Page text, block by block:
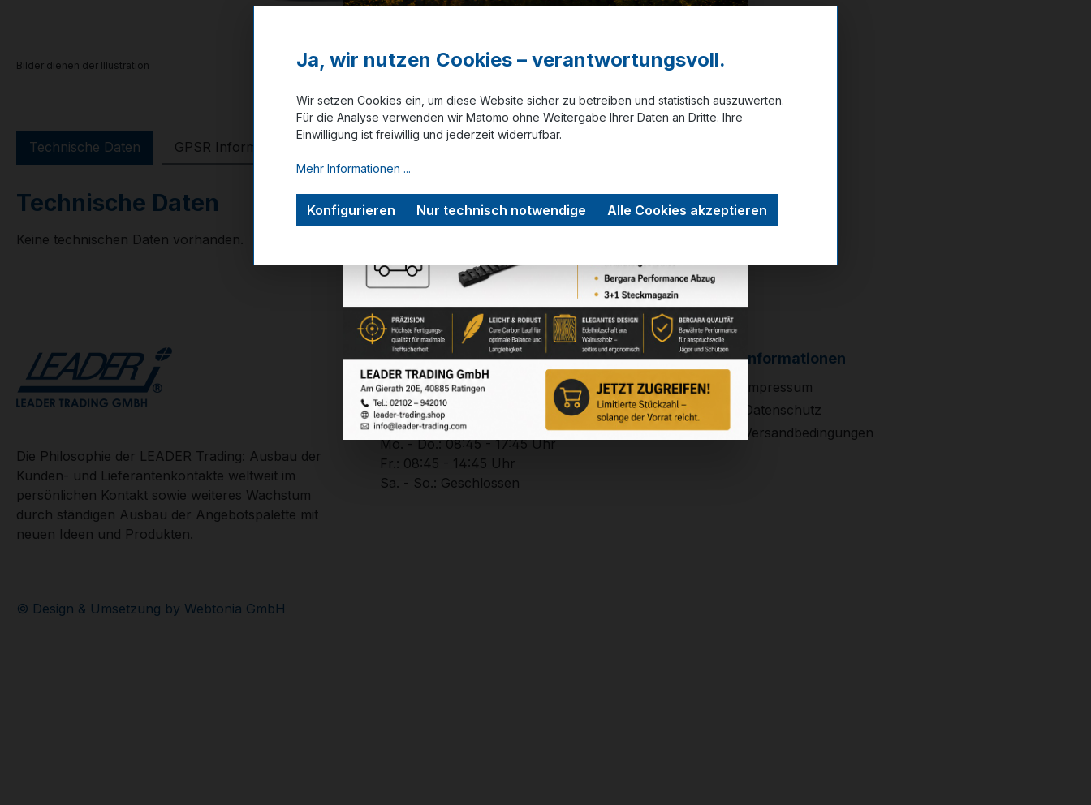
Bilder dienen der Illustration
Technische Daten GPSR Information
Technische Daten
Keine technischen Daten vorhanden.
Die Philosophie der LEADER Trading: Ausbau der
Kunden- und Lieferantenkontakte weltweit im
persönlichen Kontakt sowie weiteres Wachstum
durch ständigen Ausbau der Angebotspalette mit
neuen Ideen und Produkten.
Service-Hotline
Unterstützung zu Ihrer Bestellung:
+49 (0) 2102 – 94201 – 0
Mo. - Do.: 08:45 - 17:45 Uhr
Fr.: 08:45 - 14:45 Uhr
Sa. - So.: Geschlossen
Informationen
Impressum
Datenschutz
Versandbedingungen
© Design & Umsetzung by Webtonia GmbH
Ja, wir nutzen Cookies – verantwortungsvoll.
Wir setzen Cookies ein, um diese Website sicher zu betreiben und statistisch auszuwerten.
Für die Analyse verwenden wir Matomo ohne Weitergabe Ihrer Daten an Dritte. Ihre
Einwilligung ist freiwillig und jederzeit widerrufbar.
Mehr Informationen ...
Nur technisch notwendige
Konfigurieren Alle Cookies akzeptieren